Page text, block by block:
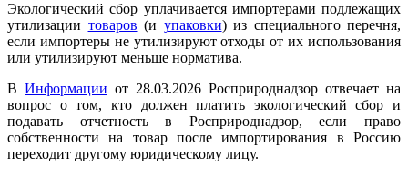
Экологический сбор уплачивается импортерами подлежащих
утилизации товаров (и упаковки) из специального перечня,
если импортеры не утилизируют отходы от их использования
или утилизируют меньше норматива.
В Информации от 28.03.2026 Росприроднадзор отвечает на
вопрос о том, кто должен платить экологический сбор и
подавать отчетность в Росприроднадзор, если право
собственности на товар после импортирования в Россию
переходит другому юридическому лицу.